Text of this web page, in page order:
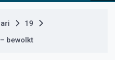
19
bewolkt